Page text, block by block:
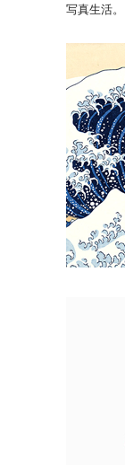
写真生活。